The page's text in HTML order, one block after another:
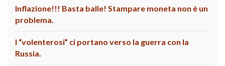
Inflazione!!! Basta balle! Stampare moneta non è un
problema.
I “volenterosi” ci portano verso la guerra con la
Russia.